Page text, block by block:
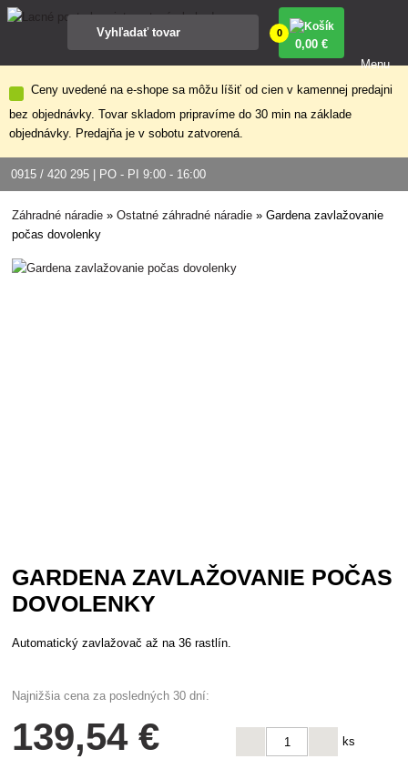
Ceny uvedené na e-shope sa môžu líšiť od cien v kamennej predajni
bez objednávky. Tovar skladom pripravíme do 30 min na základe
objednávky. Predajňa je v sobotu zatvorená.
0915 / 420 295 | PO - PI 9:00 - 16:00
0
0,00 €
Menu
Záhradné náradie »Ostatné záhradné náradie »Gardena zavlažovanie
počas dovolenky
GARDENA ZAVLAŽOVANIE POČAS
DOVOLENKY
Automatický zavlažovač až na 36 rastlín.
Najnižšia cena za posledných 30 dní:
139,54 € ks